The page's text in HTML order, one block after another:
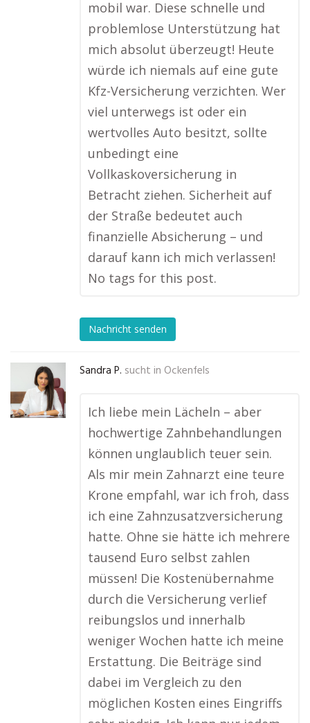
mobil war. Diese schnelle und
problemlose Unterstützung hat
mich absolut überzeugt! Heute
würde ich niemals auf eine gute
Kfz-Versicherung verzichten. Wer
viel unterwegs ist oder ein
wertvolles Auto besitzt, sollte
unbedingt eine
Vollkaskoversicherung in
Betracht ziehen. Sicherheit auf
der Straße bedeutet auch
finanzielle Absicherung – und
darauf kann ich mich verlassen!
No tags for this post.
Nachricht senden
Sandra P. sucht in Ockenfels
Ich liebe mein Lächeln – aber
hochwertige Zahnbehandlungen
können unglaublich teuer sein.
Als mir mein Zahnarzt eine teure
Krone empfahl, war ich froh, dass
ich eine Zahnzusatzversicherung
hatte. Ohne sie hätte ich mehrere
tausend Euro selbst zahlen
müssen! Die Kostenübernahme
durch die Versicherung verlief
reibungslos und innerhalb
weniger Wochen hatte ich meine
Erstattung. Die Beiträge sind
dabei im Vergleich zu den
möglichen Kosten eines Eingriffs